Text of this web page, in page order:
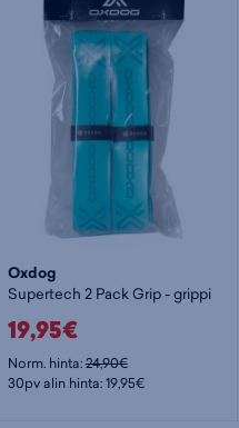
Oxdog
Supertech 2 Pack Grip - grippi
19,95€
Norm. hinta:24,90€
30pv alin hinta: 19,95€